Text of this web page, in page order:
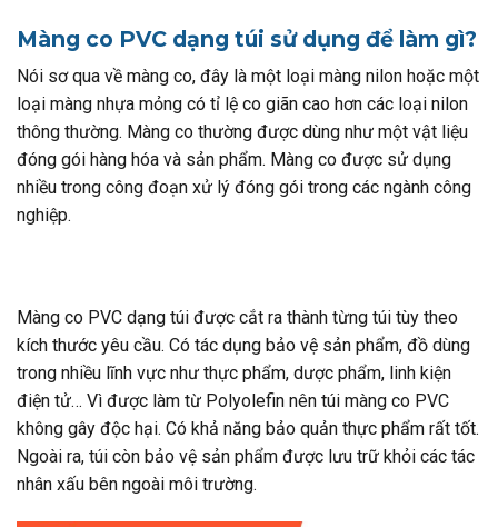
Màng co PVC dạng túi sử dụng để làm gì?
Nói sơ qua về màng co, đây là một loại màng nilon hoặc một
loại màng nhựa mỏng có tỉ lệ co giãn cao hơn các loại nilon
thông thường. Màng co thường được dùng như một vật liệu
đóng gói hàng hóa và sản phẩm. Màng co được sử dụng
nhiều trong công đoạn xử lý đóng gói trong các ngành công
nghiệp.
Màng co PVC dạng túi được cắt ra thành từng túi tùy theo
kích thước yêu cầu. Có tác dụng bảo vệ sản phẩm, đồ dùng
trong nhiều lĩnh vực như thực phẩm, dược phẩm, linh kiện
điện tử… Vì được làm từ Polyolefin nên túi màng co PVC
không gây độc hại. Có khả năng bảo quản thực phẩm rất tốt.
Ngoài ra, túi còn bảo vệ sản phẩm được lưu trữ khỏi các tác
nhân xấu bên ngoài môi trường.